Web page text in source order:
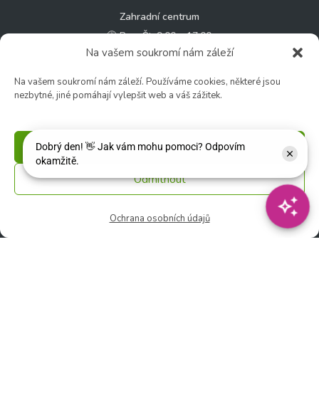
Na vašem soukromí nám záleží
Na vašem soukromí nám záleží. Používáme cookies, některé jsou
nezbytné, jiné pomáhají vylepšit web a váš zážitek.
Příjmout
Odmítnout
Ochrana osobních údajů
Zahradní centrum
🕑 Po – Čt: 9:00 – 17:00
🕑 Pá – So: 9:00 – 18:00
🚫 Neděle: ZAVŘENO
🕑 So: 9:00 – 15:00